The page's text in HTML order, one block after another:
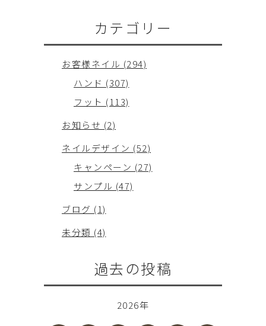
カテゴリー
お客様ネイル (294)
ハンド (307)
フット (113)
お知らせ (2)
ネイルデザイン (52)
キャンペーン (27)
サンプル (47)
ブログ (1)
未分類 (4)
過去の投稿
2026年